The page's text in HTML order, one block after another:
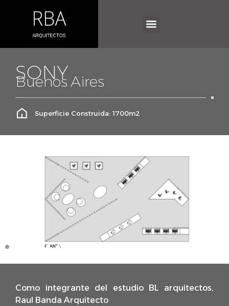
SONY
Buenos Aires
Superficie Construida: 1700m2
Como integrante del estudio BL arquitectos,
Raul Banda Arquitecto